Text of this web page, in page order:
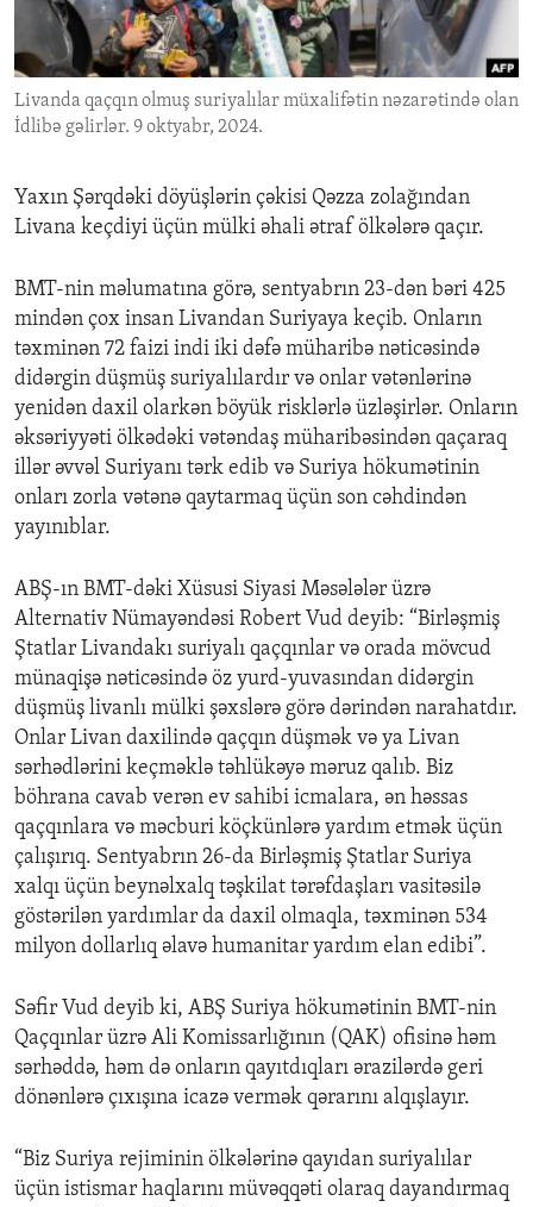
ENVIRONMENT AND HEALTH
IDEALS AND INSTITUTIONS
Livanda qaçqın olmuş suriyalılar müxalifətin nəzarətində olan
İdlibə gəlirlər. 9 oktyabr, 2024.
Yaxın Şərqdəki döyüşlərin çəkisi Qəzza zolağından
Livana keçdiyi üçün mülki əhali ətraf ölkələrə qaçır.
BMT-nin məlumatına görə, sentyabrın 23-dən bəri 425
mindən çox insan Livandan Suriyaya keçib. Onların
təxminən 72 faizi indi iki dəfə müharibə nəticəsində
didərgin düşmüş suriyalılardır və onlar vətənlərinə
yenidən daxil olarkən böyük risklərlə üzləşirlər. Onların
əksəriyyəti ölkədəki vətəndaş müharibəsindən qaçaraq
illər əvvəl Suriyanı tərk edib və Suriya hökumətinin
onları zorla vətənə qaytarmaq üçün son cəhdindən
yayınıblar.
ABŞ-ın BMT-dəki Xüsusi Siyasi Məsələlər üzrə
Alternativ Nümayəndəsi Robert Vud deyib: “Birləşmiş
Ştatlar Livandakı suriyalı qaçqınlar və orada mövcud
münaqişə nəticəsində öz yurd-yuvasından didərgin
düşmüş livanlı mülki şəxslərə görə dərindən narahatdır.
Onlar Livan daxilində qaçqın düşmək və ya Livan
sərhədlərini keçməklə təhlükəyə məruz qalıb. Biz
böhrana cavab verən ev sahibi icmalara, ən həssas
qaçqınlara və məcburi köçkünlərə yardım etmək üçün
çalışırıq. Sentyabrın 26-da Birləşmiş Ştatlar Suriya
xalqı üçün beynəlxalq təşkilat tərəfdaşları vasitəsilə
göstərilən yardımlar da daxil olmaqla, təxminən 534
milyon dollarlıq əlavə humanitar yardım elan edibi”.
Səfir Vud deyib ki, ABŞ Suriya hökumətinin BMT-nin
Qaçqınlar üzrə Ali Komissarlığının (QAK) ofisinə həm
sərhəddə, həm də onların qayıtdıqları ərazilərdə geri
dönənlərə çıxışına icazə vermək qərarını alqışlayır.
“Biz Suriya rejiminin ölkələrinə qayıdan suriyalılar
üçün istismar haqlarını müvəqqəti olaraq dayandırmaq